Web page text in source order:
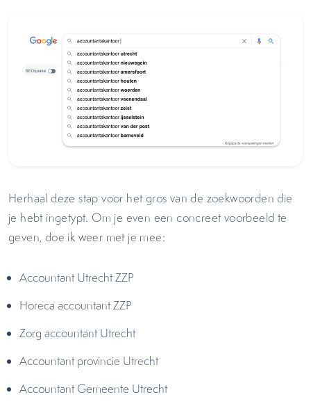
Herhaal deze stap voor het gros van de zoekwoorden die
je hebt ingetypt. Om je even een concreet voorbeeld te
geven, doe ik weer met je mee:
Accountant Utrecht ZZP
Horeca accountant ZZP
Zorg accountant Utrecht
Accountant provincie Utrecht
Accountant Gemeente Utrecht